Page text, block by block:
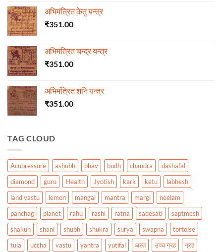
अभिमंत्रित केतु यन्त्र
₹351.00
अभिमंत्रित चन्द्र यन्त्र
₹351.00
अभिमंत्रित शनि यन्त्र
₹351.00
TAG CLOUD
Acupressure ashubh bhav budh chandra
dashafal
diamond
guru Health Jyotish kark ketu
labhesh
land vastu
lemon mangal mantra margi
neelam
panchag
planet rahu rashi ratna sadesati
saptmesh
shakun
shani shubh shukra surya swapna
tortoise
tula
uccha vastu yantra yutifal अस्त उच्च ग्रह
ग्रह